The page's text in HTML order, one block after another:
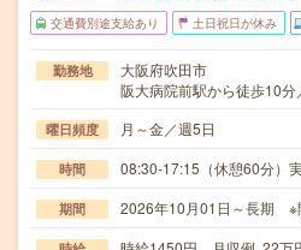
交通費別途支給あり 土日祝日が休み
勤務地
大阪府吹田市
阪大病院前駅から徒歩10
曜日頻度 月～金／週5日
時間 08:30-17:15（休憩60分）
期間 2026年10月01日～長期 ※